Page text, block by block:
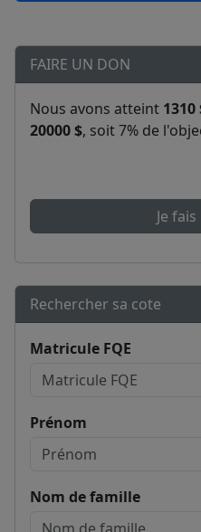
FAIRE UN DON
Nous avons atteint 1310
20000 $, soit 7% de
Je
Rechercher sa cote
Matricule FQE
Prénom
Nom de famille